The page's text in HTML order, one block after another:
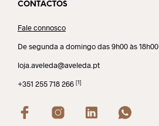
CONTACTOS
Fale connosco
De segunda a domingo das 9h00 às 18h00
loja.aveleda@aveleda.pt
+351 255 718 266 [1]